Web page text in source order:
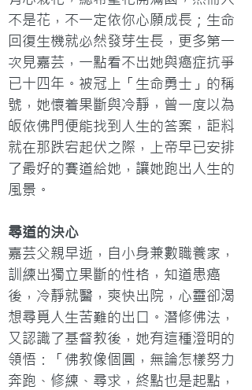
不是花，不一定依你心願成長；生命
回復生機就必然發芽生長，更多第一
次見嘉芸，一點看不出她與癌症抗爭
已十四年。被冠上「生命勇士」的稱
號，她懷着果斷與冷靜，曾一度以為
皈依佛門便能找到人生的答案，詎料
就在那跌宕起伏之際，上帝早已安排
了最好的賽道給她，讓她跑出人生的
風景。
尋道的決心
嘉芸父親早逝，自小身兼數職養家，
訓練出獨立果斷的性格，知道患癌
後，冷靜就醫，爽快出院，心靈卻渴
想尋覓人生苦難的出口。潛修佛法，
又認識了基督教後，她有這種澄明的
領悟：「佛教像個圓，無論怎樣努力
奔跑、修練、尋求，終點也是起點，